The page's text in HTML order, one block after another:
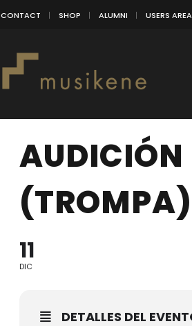
CONTACT SHOP ALUMNI USERS AREA
AUDICIÓN
(TROMPA)
11
DIC
DETALLES DEL